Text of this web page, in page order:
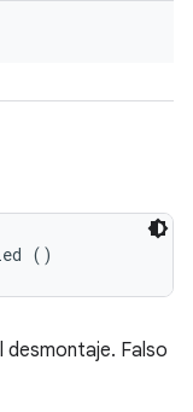
()
desmontaje. Falso